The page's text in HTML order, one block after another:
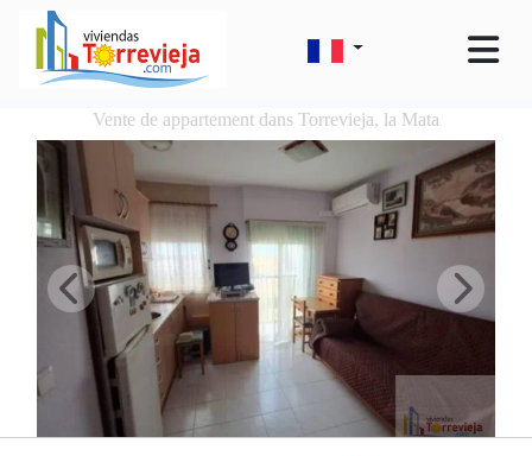
Vente de appartement dans Torrevieja, la Mata